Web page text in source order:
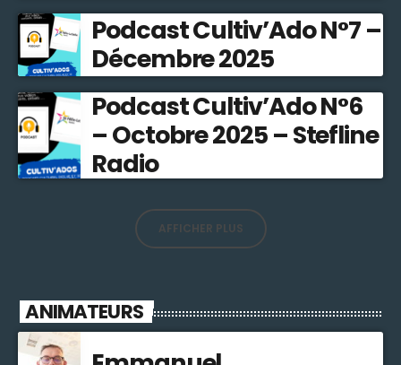
Podcast Cultiv’Ado N°7 –
Décembre 2025
Podcast Cultiv’Ado N°6
– Octobre 2025 – Stefline
Radio
AFFICHER PLUS
ANIMATEURS